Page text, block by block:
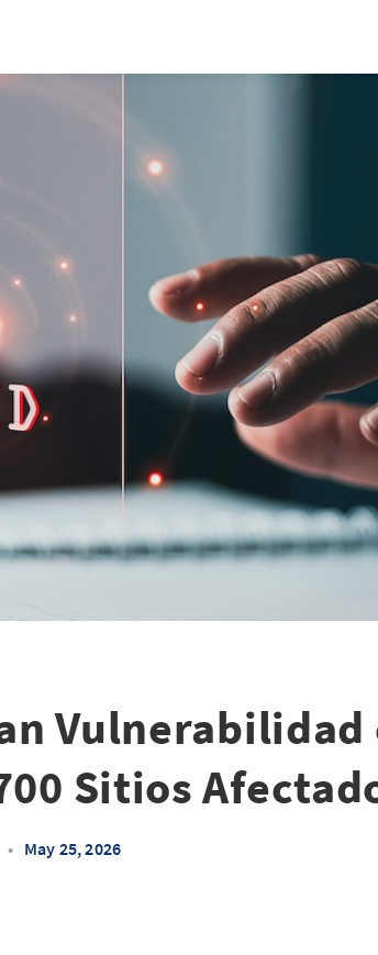
Vulnerabilidad
Sitios
• May 25, 2026